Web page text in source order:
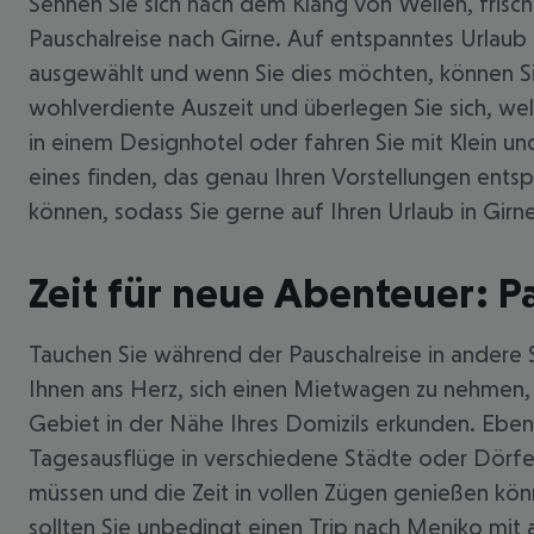
Pauschalreise nach Girne. Auf entspanntes
ausgewählt und wenn Sie dies möchten, können
wohlverdiente Auszeit und überlegen Sie sich,
in einem Designhotel oder fahren Sie mit Klein
eines finden, das genau Ihren Vorstellungen
können, sodass Sie gerne auf Ihren Urlaub in
Zeit für neue Abenteuer:
Tauchen Sie während der Pauschalreise in
Ihnen ans Herz, sich einen Mietwagen zu
Gebiet in der Nähe Ihres Domizils erkunden.
Tagesausflüge in verschiedene Städte oder
müssen und die Zeit in vollen Zügen genießen
sollten Sie unbedingt einen Trip nach Meniko mit